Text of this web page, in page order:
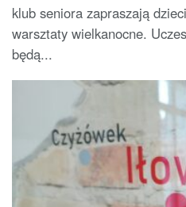
klub seniora zapraszają
warsztaty wielkanocne.
będą...